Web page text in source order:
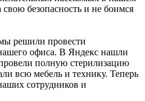
безопасность и не боимся
решили провести
офиса. В Яндекс нашли
полную стерилизацию
всю мебель и технику. Теперь
сотрудников и